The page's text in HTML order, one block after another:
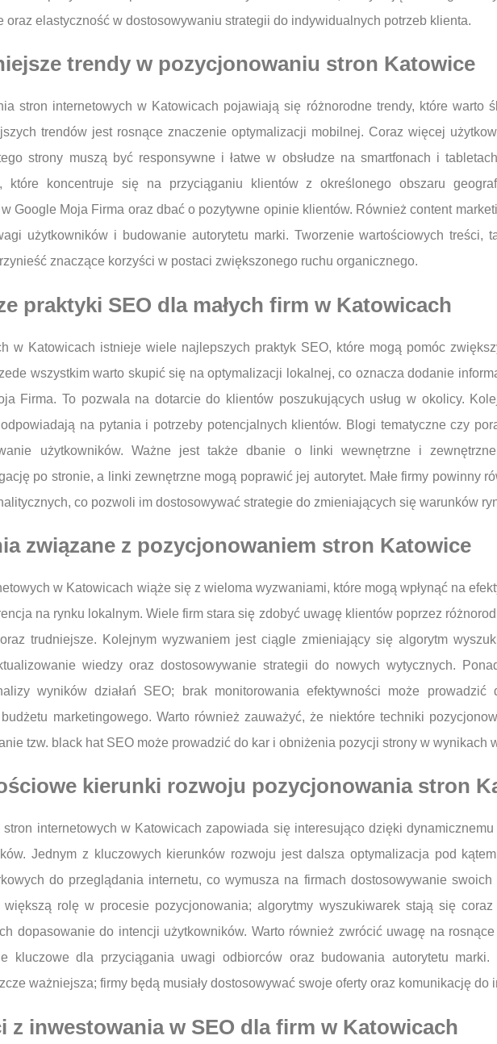
elastyczność w dostosowywaniu strategii do indywidualnych potrzeb klienta.
trendy w pozycjonowaniu stron Katowice
stron internetowych w Katowicach pojawiają się różnorodne trendy, które warto
trendów jest rosnące znaczenie optymalizacji mobilnej. Coraz więcej
strony muszą być responsywne i łatwe w obsłudze na smartfonach i
które koncentruje się na przyciąganiu klientów z określonego obszaru
Google Moja Firma oraz dbać o pozytywne opinie klientów. Również content
użytkowników i budowanie autorytetu marki. Tworzenie wartościowych
znaczące korzyści w postaci zwiększonego ruchu organicznego.
praktyki SEO dla małych firm w Katowicach
w Katowicach istnieje wiele najlepszych praktyk SEO, które mogą pomóc
wszystkim warto skupić się na optymalizacji lokalnej, co oznacza dodanie
Firma. To pozwala na dotarcie do klientów poszukujących usług w okolicy.
na pytania i potrzeby potencjalnych klientów. Blogi tematyczne czy
użytkowników. Ważne jest także dbanie o linki wewnętrzne i
po stronie, a linki zewnętrzne mogą poprawić jej autorytet. Małe firmy powinny
co pozwoli im dostosowywać strategie do zmieniających się warunków
związane z pozycjonowaniem stron Katowice
w Katowicach wiąże się z wieloma wyzwaniami, które mogą wpłynąć na
na rynku lokalnym. Wiele firm stara się zdobyć uwagę klientów poprzez
trudniejsze. Kolejnym wyzwaniem jest ciągle zmieniający się algorytm
wiedzy oraz dostosowywanie strategii do nowych wytycznych.
wyników działań SEO; brak monitorowania efektywności może
marketingowego. Warto również zauważyć, że niektóre techniki
tzw. black hat SEO może prowadzić do kar i obniżenia pozycji strony w wynikach
kierunki rozwoju pozycjonowania stron
stron internetowych w Katowicach zapowiada się interesująco dzięki
Jednym z kluczowych kierunków rozwoju jest dalsza optymalizacja pod
do przeglądania internetu, co wymusza na firmach dostosowywanie
rolę w procesie pozycjonowania; algorytmy wyszukiwarek stają się
dopasowanie do intencji użytkowników. Warto również zwrócić uwagę na
kluczowe dla przyciągania uwagi odbiorców oraz budowania autorytetu marki.
ważniejsza; firmy będą musiały dostosowywać swoje oferty oraz komunikację do
z inwestowania w SEO dla firm w Katowicach